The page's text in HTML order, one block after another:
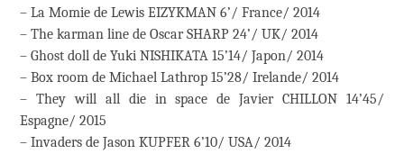
– La Momie de Lewis EIZYKMAN 6’/ France/ 2014
– The karman line de Oscar SHARP 24’/ UK/ 2014
– Ghost doll de Yuki NISHIKATA 15’14/ Japon/ 2014
– Box room de Michael Lathrop 15’28/ Irelande/ 2014
– They will all die in space de Javier CHILLON 14’45/
Espagne/ 2015
– Invaders de Jason KUPFER 6’10/ USA/ 2014